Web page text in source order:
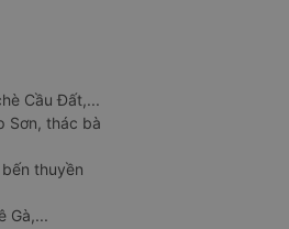
Cầu Đất,...
Sơn, thác bà
thuyền
Gà,...